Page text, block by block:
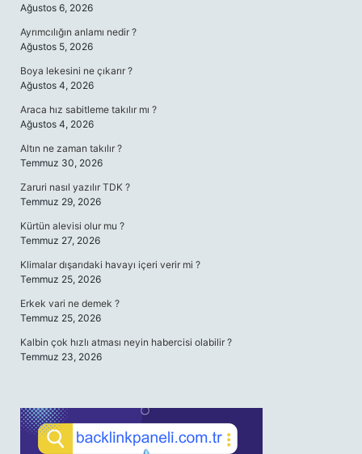
Ağustos 6, 2026
Ayrımcılığın anlamı nedir ?
Ağustos 5, 2026
Boya lekesini ne çıkarır ?
Ağustos 4, 2026
Araca hız sabitleme takılır mı ?
Ağustos 4, 2026
Altın ne zaman takılır ?
Temmuz 30, 2026
Zaruri nasıl yazılır TDK ?
Temmuz 29, 2026
Kürtün alevisi olur mu ?
Temmuz 27, 2026
Klimalar dışarıdaki havayı içeri verir mi ?
Temmuz 25, 2026
Erkek vari ne demek ?
Temmuz 25, 2026
Kalbin çok hızlı atması neyin habercisi olabilir ?
Temmuz 23, 2026